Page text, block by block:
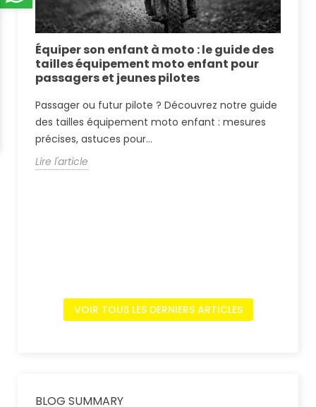
Équiper son enfant à moto : le guide des
tailles équipement moto enfant pour
passagers et jeunes pilotes
Passager ou futur pilote ? Découvrez notre guide
des tailles équipement moto enfant : mesures
précises, astuces pour...
Lire l'article
VOIR TOUS LES DERNIERS ARTICLES
BLOG SUMMARY